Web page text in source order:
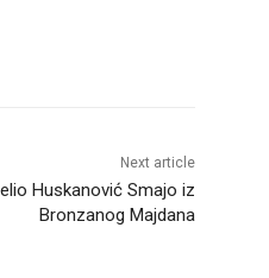
Next article
Huskanović Smajo iz
Bronzanog Majdana